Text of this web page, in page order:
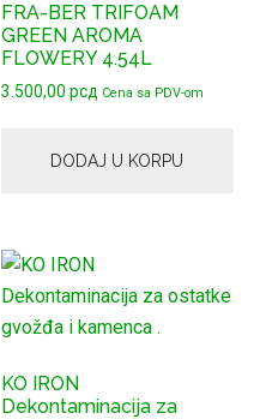
FRA-BER TRIFOAM
GREEN AROMA
FLOWERY 4.54L
3.500,00рсд Cena sa PDV-om
DODAJ U KORPU
KO IRON
Dekontaminacija za